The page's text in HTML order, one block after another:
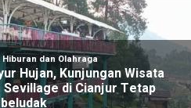
Baru Muncul di
Area Terdampak 5
yang lalu